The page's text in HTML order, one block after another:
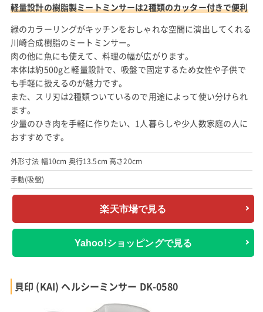
軽量設計の樹脂製ミートミンサーは2種類のカッター付きで便利
緑のカラーリングがキッチンをおしゃれな空間に演出してくれる
川崎合成樹脂のミートミンサー。
肉の他に魚にも使えて、料理の幅が広がります。
本体は約500gと軽量設計で、吸盤で固定するため女性や子供で
も手軽に扱えるのが魅力です。
また、スリ刃は2種類ついているので用途によって使い分けられ
ます。
少量のひき肉を手軽に作りたい、1人暮らしや少人数家庭の人に
おすすめです。
外形寸法 幅10cm 奥行13.5cm 高さ20cm
手動(吸盤)
楽天市場で見る
Yahoo!ショッピングで見る
貝印 (KAI) ヘルシーミンサー DK-0580